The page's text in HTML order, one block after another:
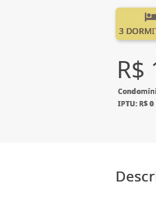
3
R$
IPTU: R$ 0